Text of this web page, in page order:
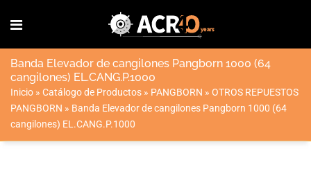
Banda Elevador de cangilones Pangborn 1000 (64
cangilones) EL.CANG.P.1000
Inicio » Catálogo de Productos » PANGBORN » OTROS REPUESTOS
PANGBORN » Banda Elevador de cangilones Pangborn 1000 (64
cangilones) EL.CANG.P.1000